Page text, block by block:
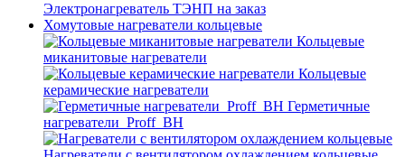
Электронагреватель ТЭНП на заказ
Хомутовые нагреватели кольцевые
Кольцевые
миканитовые нагреватели
Кольцевые
керамические нагреватели
Герметичные
нагреватели_Proff_BH